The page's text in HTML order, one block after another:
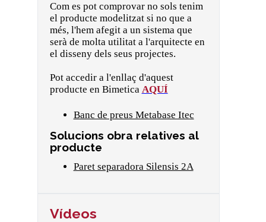
Com es pot comprovar no sols tenim
el producte modelitzat si no que a
més, l'hem afegit a un sistema que
serà de molta utilitat a l'arquitecte en
el disseny dels seus projectes.
Pot accedir a l'enllaç d'aquest
producte en Bimetica AQUÍ
Banc de preus Metabase Itec
Solucions obra relatives al
producte
Paret separadora Silensis 2A
Vídeos